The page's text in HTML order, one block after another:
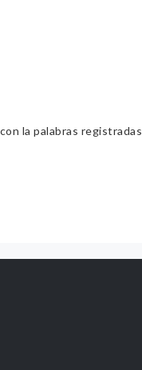
la palabras registradas